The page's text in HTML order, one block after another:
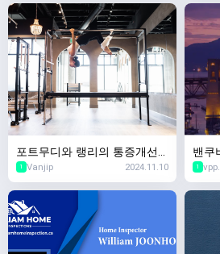
포트무디와 랭리의 통증개선
필라테스 핫스팟 – MK Move
ment Co.로 초대합니다!
1 Vanjip 2024.11.10
밴쿠
얼터
1